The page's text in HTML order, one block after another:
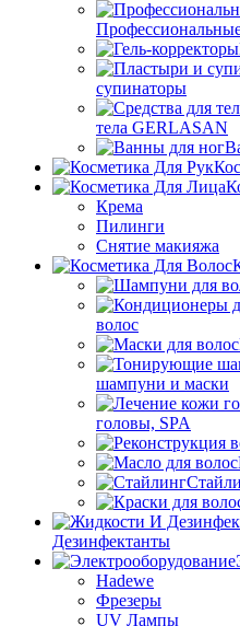
супинаторы
тела GERLASAN
Крема
Пилинги
Снятие макияжа
волос
шампуни и маски
головы, SPA
Дезинфектанты
Hadewe
Фрезеры
UV Лампы